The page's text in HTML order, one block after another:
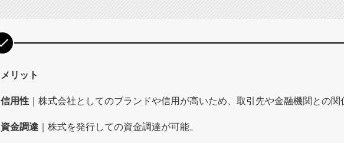
メリット
信用性 ｜株式会社としてのブランドや信用が高いため、取引先や金融機関との関
資金調達 ｜株式を発行しての資金調達が可能。